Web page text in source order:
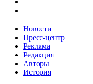
Новости
Пресс-центр
Реклама
Редакция
Авторы
История